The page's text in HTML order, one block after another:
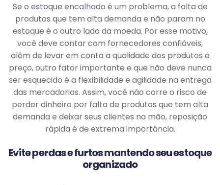
Se o estoque encalhado é um problema, a falta de
produtos que tem alta demanda e não param no
estoque é o outro lado da moeda. Por esse motivo,
você deve contar com fornecedores confiáveis,
além de levar em conta a qualidade dos produtos e
preço, outro fator importante e que não deve nunca
ser esquecido é a flexibilidade e agilidade na entrega
das mercadorias. Assim, você não corre o risco de
perder dinheiro por falta de produtos que tem alta
demanda e deixar seus clientes na mão, reposição
rápida é de extrema importância.
Evite perdas e furtos mantendo seu estoque
organizado